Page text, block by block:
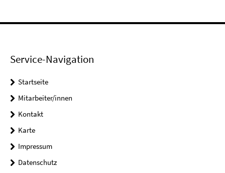
Service-Navigation
Startseite
Mitarbeiter/innen
Kontakt
Karte
Impressum
Datenschutz